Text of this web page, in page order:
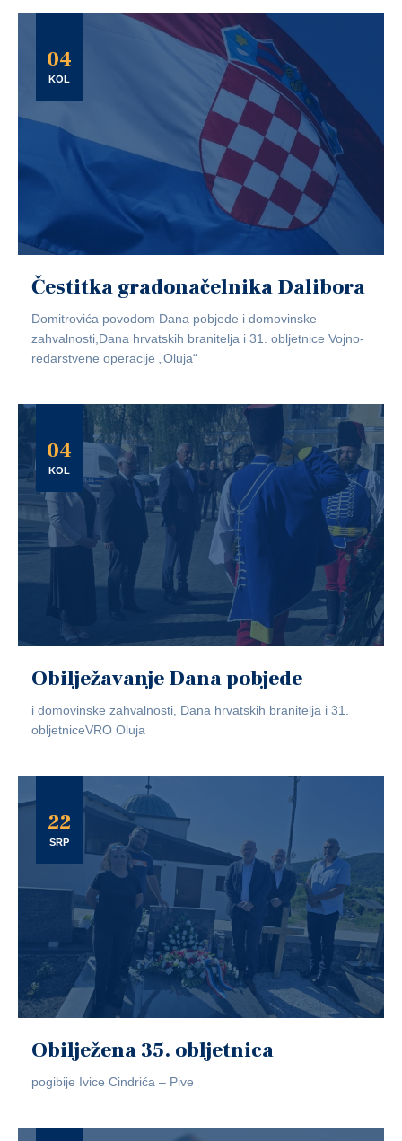
04
KOL
Čestitka gradonačelnika Dalibora
Domitrovića povodom Dana pobjede i domovinske
zahvalnosti,Dana hrvatskih branitelja i 31. obljetnice Vojno-
redarstvene operacije „Oluja“
04
KOL
Obilježavanje Dana pobjede
i domovinske zahvalnosti, Dana hrvatskih branitelja i 31.
obljetniceVRO Oluja
22
SRP
Obilježena 35. obljetnica
pogibije Ivice Cindrića – Pive